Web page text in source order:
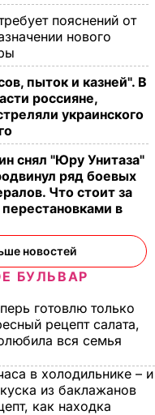
Порошенко: Боевики
регулярно
блокируют
гумконвои, которые
Украина отправляет
на оккупированные
территории
20.22
УКРАИНЕ
пояснений от
нового
пыток и казней". В
россияне,
украинского
снял "Юру Унитаза"
ряд боевых
Что стоит за
в
новостей
БУЛЬВАР
готовлю только
рецепт салата,
вся семья
в холодильнике – и
из баклажанов
как находка